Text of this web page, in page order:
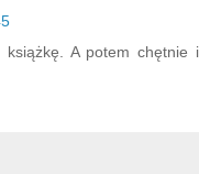
A potem chętnie i